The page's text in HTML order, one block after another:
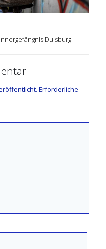
Duisburg
Erforderliche